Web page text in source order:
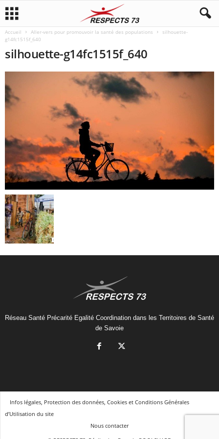
Accueil Aller-vers pour promouvoir la santé des populations
silhouette-
g14fc1515f_640
silhouette-g14fc1515f_640
Réseau Santé Précarité Egalité Coordination dans les Territoires de Santé
de Savoie
Infos légales, Protection des données, Cookies et Conditions Générales
d’Utilisation du site
Nous contacter